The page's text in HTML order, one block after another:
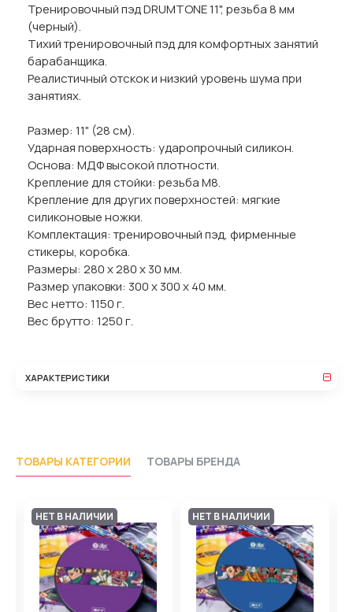
Тренировочный пэд DRUMTONE 11", резьба 8 мм
(черный).
Тихий тренировочный пэд для комфортных занятий
барабанщика.
Реалистичный отскок и низкий уровень шума при
занятиях.
Размер: 11" (28 см).
Ударная поверхность: ударопрочный силикон.
Основа: МДФ высокой плотности.
Крепление для стойки: резьба М8.
Крепление для других поверхностей: мягкие
силиконовые ножки.
Комплектация: тренировочный пэд, фирменные
стикеры, коробка.
Размеры: 280 х 280 х 30 мм.
Размер упаковки: 300 х 300 х 40 мм.
Вес нетто: 1150 г.
Вес брутто: 1250 г.
ХАРАКТЕРИСТИКИ
ТОВАРЫ КАТЕГОРИИ ТОВАРЫ БРЕНДА
НЕТ В НАЛИЧИИ НЕТ В НАЛИЧИИ